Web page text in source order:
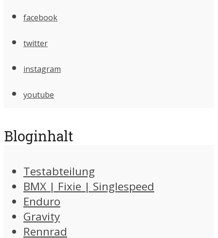
facebook
twitter
instagram
youtube
Bloginhalt
Testabteilung
BMX | Fixie | Singlespeed
Enduro
Gravity
Rennrad